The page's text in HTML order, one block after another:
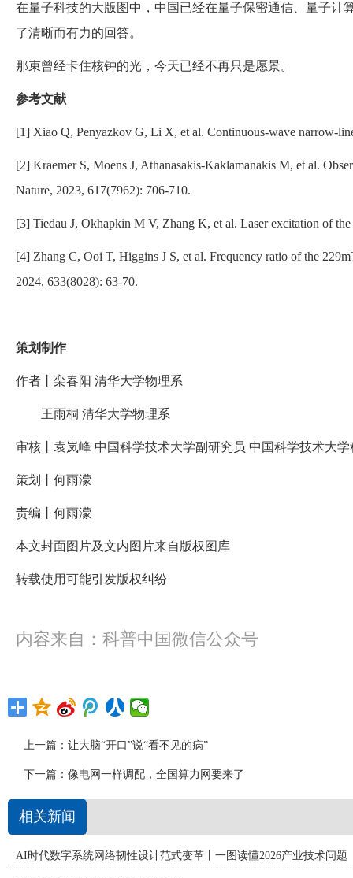
在量子科技的大版图中，中国已经在量子保密通信、量子
了清晰而有力的回答。
那束曾经卡住核钟的光，今天已经不再只是愿景。
参考文献
[1] Xiao Q, Penyazkov G, Li X, et al. Continuous-wave narrow-
[2] Kraemer S, Moens J, Athanasakis-Kaklamanakis M, et al.
Nature, 2023, 617(7962): 706-710.
[3] Tiedau J, Okhapkin M V, Zhang K, et al. Laser excitation of
[4] Zhang C, Ooi T, Higgins J S, et al. Frequency ratio of the
2024, 633(8028): 63-70.
策划制作
作者丨栾春阳 清华大学物理系
王雨桐 清华大学物理系
审核丨袁岚峰 中国科学技术大学副研究员 中国科学技术大
策划丨何雨濛
责编丨何雨濛
本文封面图片及文内图片来自版权图库
转载使用可能引发版权纠纷
内容来自：科普中国微信公众号
上一篇： 让大脑“开口”说“看不见的病”
下一篇： 像电网一样调配，全国算力网要来了
相关新闻
AI时代数字系统网络韧性设计范式变革丨一图读懂2026产业技术问题